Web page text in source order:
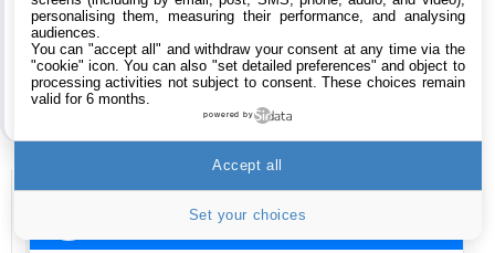
des chargeurs en plus. Mentalité de creuvard
pour 1 des boites les plus riches du monde.
4 juillet 2020 à 16:50
personalising them, measuring their performance, and analysing
audiences.
You can "accept all" and withdraw your consent at any time via the
"cookie" icon. You can also "set detailed preferences" and object to
processing activities not subject to consent. These choices remain
valid for 6 months.
powered by
Set your choices
Accept all